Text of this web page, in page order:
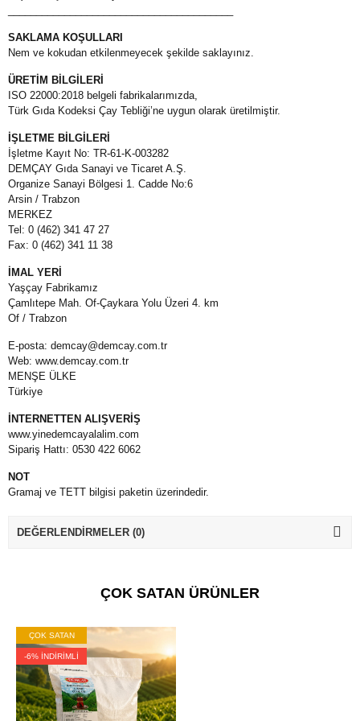
SAKLAMA KOŞULLARI
Nem ve kokudan etkilenmeyecek şekilde saklayınız.
ÜRETİM BİLGİLERİ
ISO 22000:2018 belgeli fabrikalarımızda,
Türk Gıda Kodeksi Çay Tebliği’ne uygun olarak üretilmiştir.
İŞLETME BİLGİLERİ
İşletme Kayıt No: TR-61-K-003282
DEMÇAY Gıda Sanayi ve Ticaret A.Ş.
Organize Sanayi Bölgesi 1. Cadde No:6
Arsin / Trabzon
MERKEZ
Tel: 0 (462) 341 47 27
Fax: 0 (462) 341 11 38
İMAL YERİ
Yaşçay Fabrikamız
Çamlıtepe Mah. Of-Çaykara Yolu Üzeri 4. km
Of / Trabzon
E-posta: demcay@demcay.com.tr
Web: www.demcay.com.tr
MENŞE ÜLKE
Türkiye
İNTERNETTEN ALIŞVERİŞ
www.yinedemcayalalim.com
Sipariş Hattı: 0530 422 6062
NOT
Gramaj ve TETT bilgisi paketin üzerindedir.
DEĞERLENDIRMELER (0)
ÇOK SATAN ÜRÜNLER
ÇOK SATAN
-6% İNDIRIMLI